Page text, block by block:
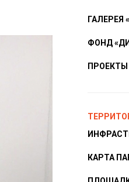
ГАЛЕРЕЯ
ФОНД
КАРТА